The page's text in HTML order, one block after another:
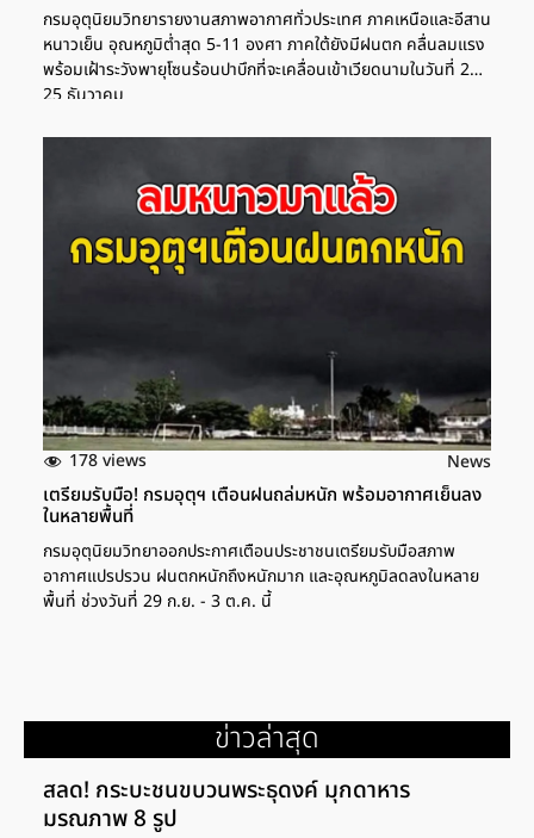
กรมอุตุนิยมวิทยารายงานสภาพอากาศทั่วประเทศ ภาคเหนือและอีสาน
หนาวเย็น อุณหภูมิต่ำสุด 5-11 องศา ภาคใต้ยังมีฝนตก คลื่นลมแรง
พร้อมเฝ้าระวังพายุโซนร้อนปาบึกที่จะเคลื่อนเข้าเวียดนามในวันที่ 24-
25 ธันวาคม
178 views News
เตรียมรับมือ! กรมอุตุฯ เตือนฝนถล่มหนัก พร้อมอากาศเย็นลง
ในหลายพื้นที่
กรมอุตุนิยมวิทยาออกประกาศเตือนประชาชนเตรียมรับมือสภาพ
อากาศแปรปรวน ฝนตกหนักถึงหนักมาก และอุณหภูมิลดลงในหลาย
พื้นที่ ช่วงวันที่ 29 ก.ย. - 3 ต.ค. นี้
ข่าวล่าสุด
สลด! กระบะชนขบวนพระธุดงค์ มุกดาหาร
มรณภาพ 8 รูป